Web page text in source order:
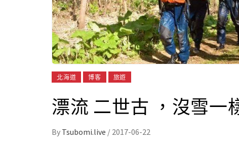
北海道 博客 旅遊
漂流 二世古 ，沒雪一
By Tsubomi.live / 2017-06-22